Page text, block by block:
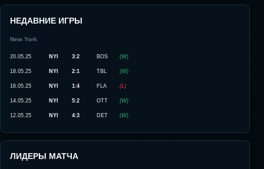
НЕДАВНИЕ ИГРЫ
New York
20.05.25 NYI 3:2 BOS (W)
18.05.25 NYI 2:1 TBL (W)
16.05.25 NYI 1:4 FLA (L)
14.05.25 NYI 5:2 OTT (W)
12.05.25 NYI 4:3 DET (W)
ЛИДЕРЫ МАТЧА